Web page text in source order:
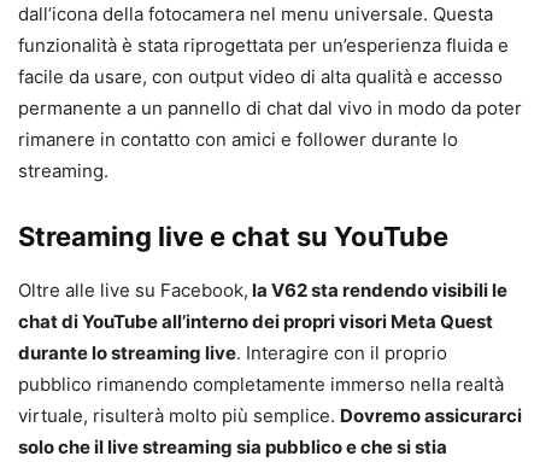
dall’icona della fotocamera nel menu universale. Questa
funzionalità è stata riprogettata per un’esperienza fluida e
facile da usare, con output video di alta qualità e accesso
permanente a un pannello di chat dal vivo in modo da poter
rimanere in contatto con amici e follower durante lo
streaming.
Streaming live e chat su YouTube
Oltre alle live su Facebook, la V62 sta rendendo visibili le
chat di YouTube all’interno dei propri visori Meta Quest
durante lo streaming live. Interagire con il proprio
pubblico rimanendo completamente immerso nella realtà
virtuale, risulterà molto più semplice. Dovremo assicurarci
solo che il live streaming sia pubblico e che si stia